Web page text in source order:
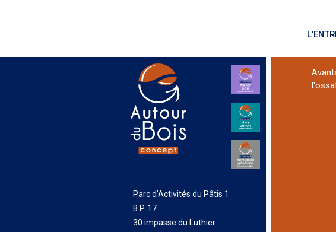
Parc d’Activités du Pâtis 1
B.P. 17
30 impasse du Luthier